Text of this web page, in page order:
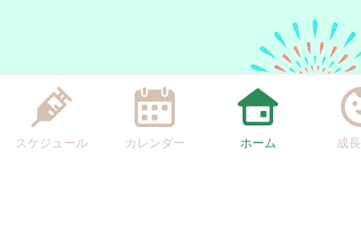
スケジュール カレンダー ホーム 成